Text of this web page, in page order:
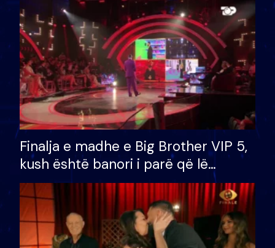
Finalja e madhe e Big Brother VIP 5,
kush është banori i parë që lë
shtëpinë dhe humb mundësinë për
të fituar çmimin e madh